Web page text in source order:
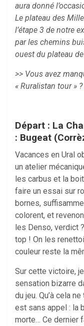
aura donné
Le plateau des
l’étape 3 de notre
par les chemins
ouest du plateau
>> Vous avez
« Ruralistan tour » ?
Départ : La
: Bugeat
Vacances en Ural
un atelier
les carbus et la
faire un essai sur
bornes,
colorent, et
les Denso, verdict
top ! On les
couleur reste la
Sur cette victoire,
sensation bizarre
du jeu. Qu’à cela
est sans appel : la
morte… Ce dernier